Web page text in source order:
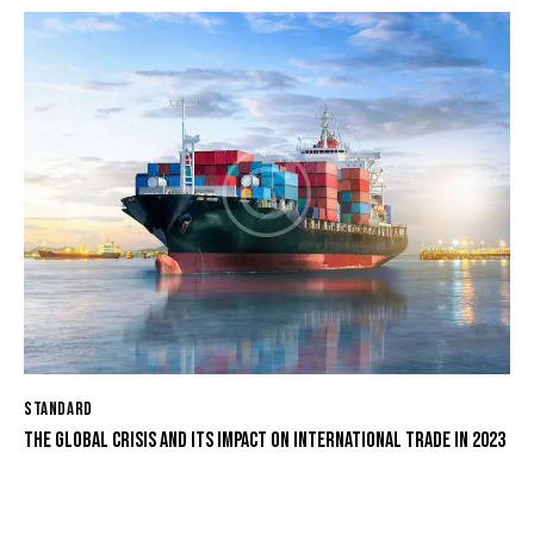
STANDARD
THE GLOBAL CRISIS AND ITS IMPACT ON INTERNATIONAL TRADE IN 2023